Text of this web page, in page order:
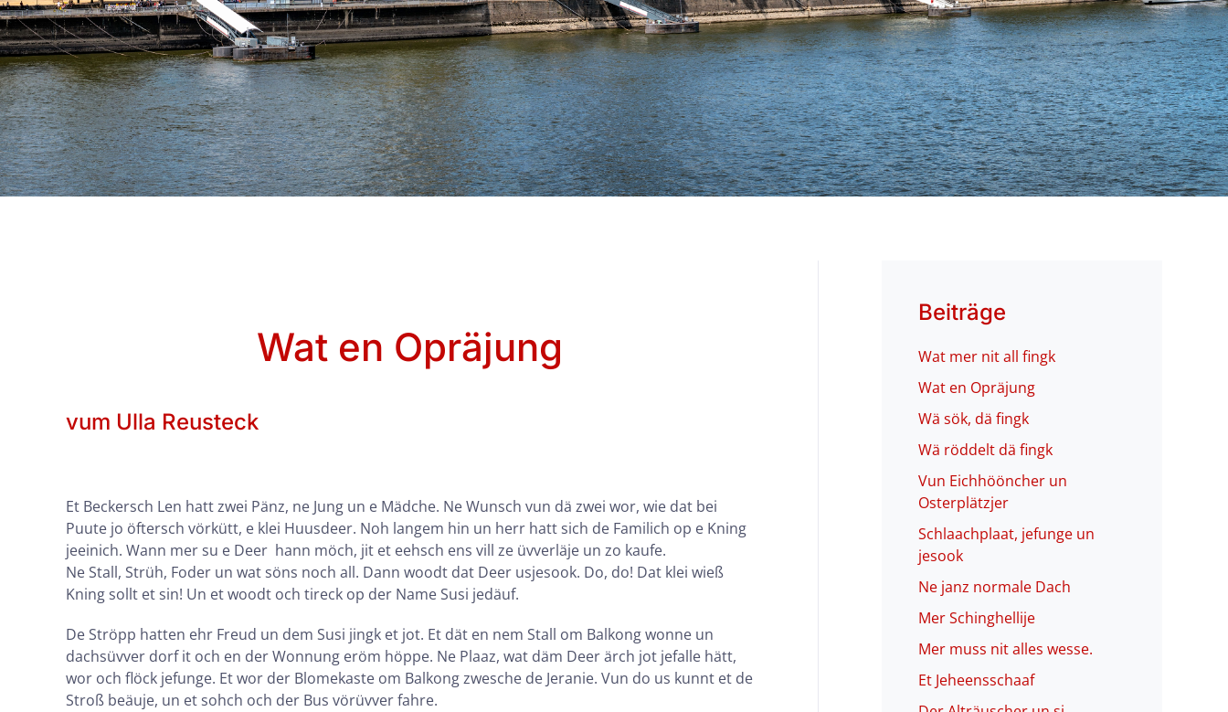
Wat en Opräjung
vum Ulla Reusteck
Et Beckersch Len hatt zwei Pänz, ne Jung un e Mädche. Ne Wunsch vun dä zwei wor, wie dat bei
Puute jo öftersch vörkütt, e klei Huusdeer. Noh langem hin un herr hatt sich de Familich op e Kning
jeeinich. Wann mer su e Deer hann möch, jit et eehsch ens vill ze üvverläje un zo kaufe.
Ne Stall, Strüh, Foder un wat söns noch all. Dann woodt dat Deer usjesook. Do, do! Dat klei wieß
Kning sollt et sin! Un et woodt och tireck op der Name Susi jedäuf.
De Ströpp hatten ehr Freud un dem Susi jingk et jot. Et dät en nem Stall om Balkong wonne un
dachsüvver dorf it och en der Wonnung eröm höppe. Ne Plaaz, wat däm Deer ärch jot jefalle hätt,
wor och flöck jefunge. Et wor der Blomekaste om Balkong zwesche de Jeranie. Vun do us kunnt et de
Stroß beäuje, un et sohch och der Bus vörüvver fahre.
Beiträge
Wat mer nit all fingk
Wat en Opräjung
Wä sök, dä fingk
Wä röddelt dä fingk
Vun Eichhööncher un
Osterplätzjer
Schlaachplaat, jefunge un
jesook
Ne janz normale Dach
Mer Schinghellije
Mer muss nit alles wesse.
Et Jeheensschaaf